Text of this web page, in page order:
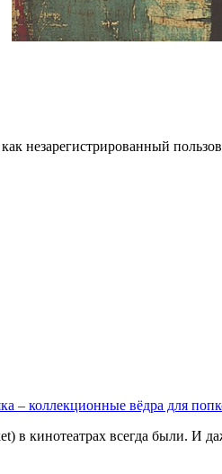
незарегистрированный
– коллекционные вёдра для
в кинотеатрах всегда были. И